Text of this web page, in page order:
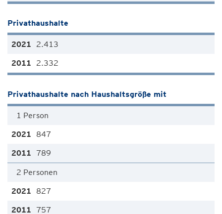
Privathaushalte
2.413
2.332
Privathaushalte nach Haushaltsgröße mit
1 Person
847
789
2 Personen
827
757